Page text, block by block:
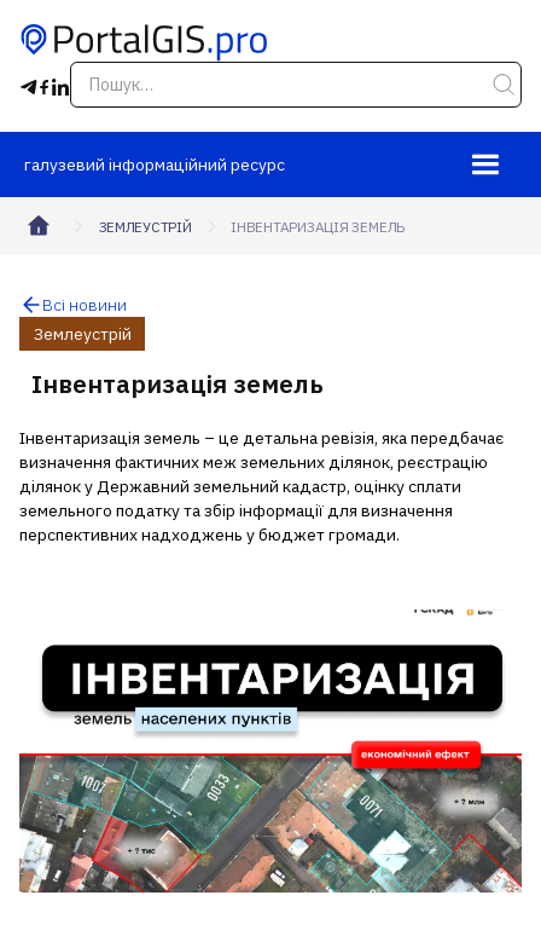
галузевий інформаційний ресурс
ЗЕМЛЕУСТРІЙ ІНВЕНТАРИЗАЦІЯ ЗЕМЕЛЬ
Всі новини
Землеустрій
Інвентаризація земель
Інвентаризація земель – це детальна ревізія, яка передбачає
визначення фактичних меж земельних ділянок, реєстрацію
ділянок у Державний земельний кадастр, оцінку сплати
земельного податку та збір інформації для визначення
перспективних надходжень у бюджет громади.